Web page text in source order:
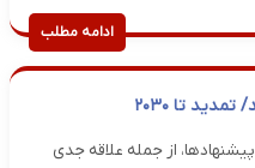
ادامه مطلب
تا ۲۰۳۰
پیشنهادها، از جمله علاقه جدی